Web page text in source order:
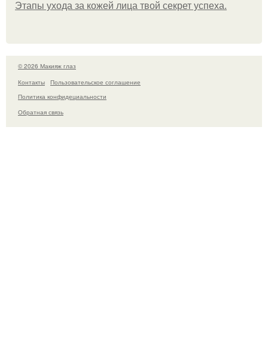
Этапы ухода за кожей лица твой секрет успеха.
© 2026 Макияж глаз
Контакты
Пользовательское соглашение
Политика конфидециальности
Обратная связь